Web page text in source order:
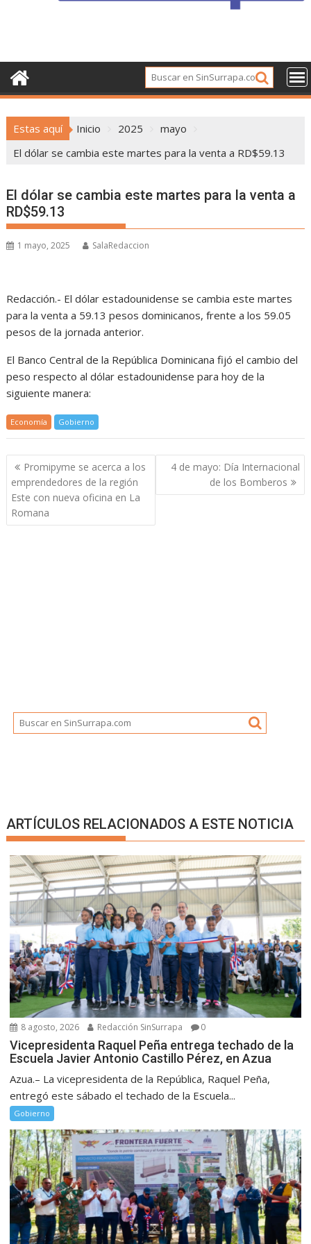
Estas aquí Inicio 2025
mayo
El dólar se cambia este martes para la venta a RD$59.13
El dólar se cambia este martes para la venta a
RD$59.13
1 mayo, 2025 SalaRedaccion
Redacción.- El dólar estadounidense se cambia este martes
para la venta a 59.13 pesos dominicanos, frente a los 59.05
pesos de la jornada anterior.
El Banco Central de la República Dominicana fijó el cambio del
peso respecto al dólar estadounidense para hoy de la
siguiente manera:
Economía Gobierno
Navegación
de
entradas
Promipyme se acerca a los
emprendedores de la región
Este con nueva oficina en La
Romana
4 de mayo: Día Internacional
de los Bomberos
ARTÍCULOS RELACIONADOS A ESTE NOTICIA
8 agosto, 2026 Redacción SinSurrapa 0
Vicepresidenta Raquel Peña entrega techado de la
Escuela Javier Antonio Castillo Pérez, en Azua
Azua.– La vicepresidenta de la República, Raquel Peña,
entregó este sábado el techado de la Escuela...
Gobierno